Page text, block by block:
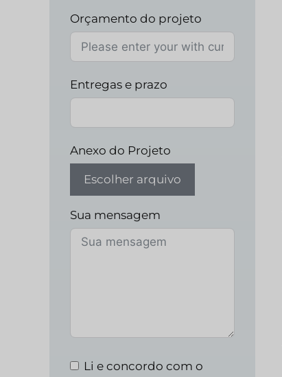
Orçamento do projeto
Entregas e prazo
Anexo do Projeto
Escolher arquivo
Sua mensagem
Li e concordo com o